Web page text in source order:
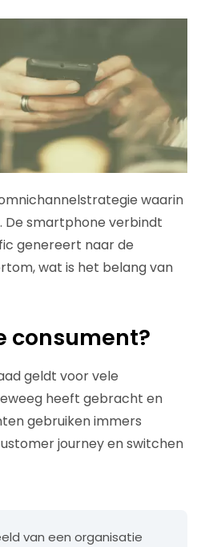
waarin
De smartphone verbindt
genereert naar de
wat is het belang van
consument?
geldt voor vele
heeft gebracht en
gebruiken immers
journey en switchen
van een organisatie